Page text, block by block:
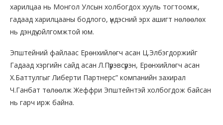
харилцаа нь Монгол Улсын холбогдох хууль тогтоомж,
гадаад харилцааны бодлого, үндэсний эрх ашигт нөлөөлөх
нь дэндүү ойлгомжтой юм.
Эпштейний файлаас Ерөнхийлөгч асан Ц.Элбэгдоржийг
Гадаад хэргийн сайд асан Л.Пүрэвсүрэн, Ерөнхийлөгч асан
Х.Баттулгыг Либерти Партнерс” компанийн захирал
Ч.Ганбат төлөөлж Жеффри Эпштейнтэй холбогдож байсан
нь гарч ирж байна.